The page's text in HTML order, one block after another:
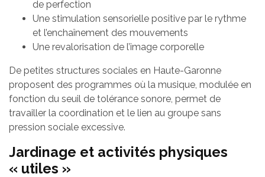
de perfection
Une stimulation sensorielle positive par le rythme
et l’enchaînement des mouvements
Une revalorisation de l’image corporelle
De petites structures sociales en Haute-Garonne
proposent des programmes où la musique, modulée en
fonction du seuil de tolérance sonore, permet de
travailler la coordination et le lien au groupe sans
pression sociale excessive.
Jardinage et activités physiques
« utiles »